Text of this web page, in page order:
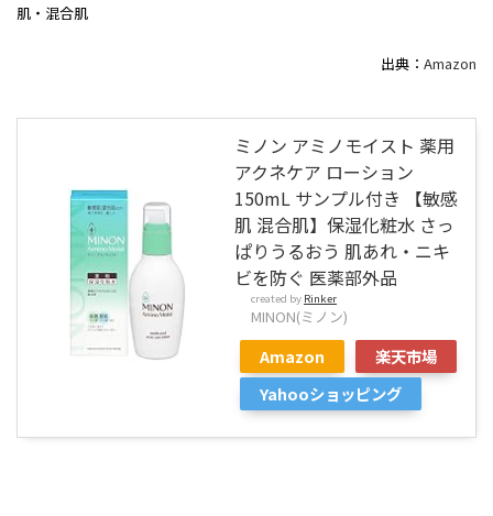
肌・混合肌
出典： Amazon
ミノン アミノモイスト 薬用
アクネケア ローション
150mL サンプル付き 【敏感
肌 混合肌】保湿化粧水 さっ
ぱりうるおう 肌あれ・ニキ
ビを防ぐ 医薬部外品
created by Rinker
MINON(ミノン)
Amazon
楽天市場
Yahooショッピング